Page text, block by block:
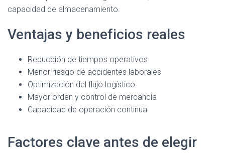
capacidad de almacenamiento.
Ventajas y beneficios reales
Reducción de tiempos operativos
Menor riesgo de accidentes laborales
Optimización del flujo logístico
Mayor orden y control de mercancía
Capacidad de operación continua
Factores clave antes de elegir